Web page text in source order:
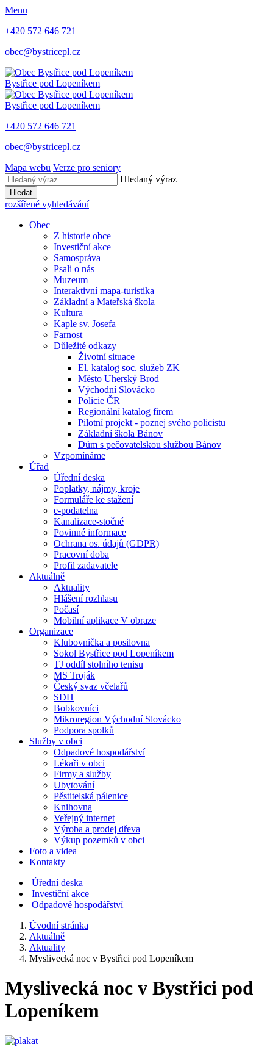
Menu
+420 572 646 721
obec@bystricepl.cz
Bystřice pod Lopeníkem
Bystřice pod Lopeníkem
+420 572 646 721
obec@bystricepl.cz
Mapa webu Verze pro seniory
Hledaný výraz
Hledat
rozšířené vyhledávání
Obec
Z historie obce
Investiční akce
Samospráva
Psali o nás
Muzeum
Interaktivní mapa-turistika
Základní a Mateřská škola
Kultura
Kaple sv. Josefa
Farnost
Důležité odkazy
Životní situace
El. katalog soc. služeb ZK
Město Uherský Brod
Východní Slovácko
Policie ČR
Regionální katalog firem
Pilotní projekt - poznej svého policistu
Základní škola Bánov
Dům s pečovatelskou službou Bánov
Vzpomínáme
Úřad
Úřední deska
Poplatky, nájmy, kroje
Formuláře ke stažení
e-podatelna
Kanalizace-stočné
Povinné informace
Ochrana os. údajů (GDPR)
Pracovní doba
Profil zadavatele
Aktuálně
Aktuality
Hlášení rozhlasu
Počasí
Mobilní aplikace V obraze
Organizace
Klubovnička a posilovna
Sokol Bystřice pod Lopeníkem
TJ oddíl stolního tenisu
MS Troják
Český svaz včelařů
SDH
Bobkovníci
Mikroregion Východní Slovácko
Podpora spolků
Služby v obci
Odpadové hospodářství
Lékaři v obci
Firmy a služby
Ubytování
Pěstitelská pálenice
Knihovna
Veřejný internet
Výroba a prodej dřeva
Výkup pozemků v obci
Foto a videa
Kontakty
Úřední deska
Investiční akce
Odpadové hospodářství
Úvodní stránka
Aktuálně
Aktuality
Myslivecká noc v Bystřici pod Lopeníkem
Myslivecká noc v Bystřici pod
Lopeníkem